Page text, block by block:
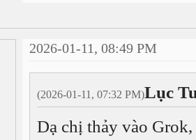
2026-01-11, 08:49 PM
(2026-01-11, 07:32 PM)Lục
Dạ chị thảy vào